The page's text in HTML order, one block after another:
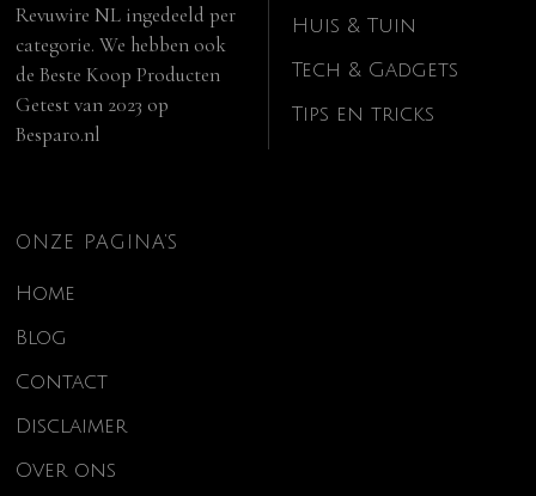
Revuwire NL ingedeeld per
categorie. We hebben ook
deBeste Koop Producten
Getest van 2023 op
Besparo.nl
Huis & Tuin
Tech & Gadgets
Tips en tricks
ONZE PAGINA’S
Home
Blog
Contact
Disclaimer
Over ons